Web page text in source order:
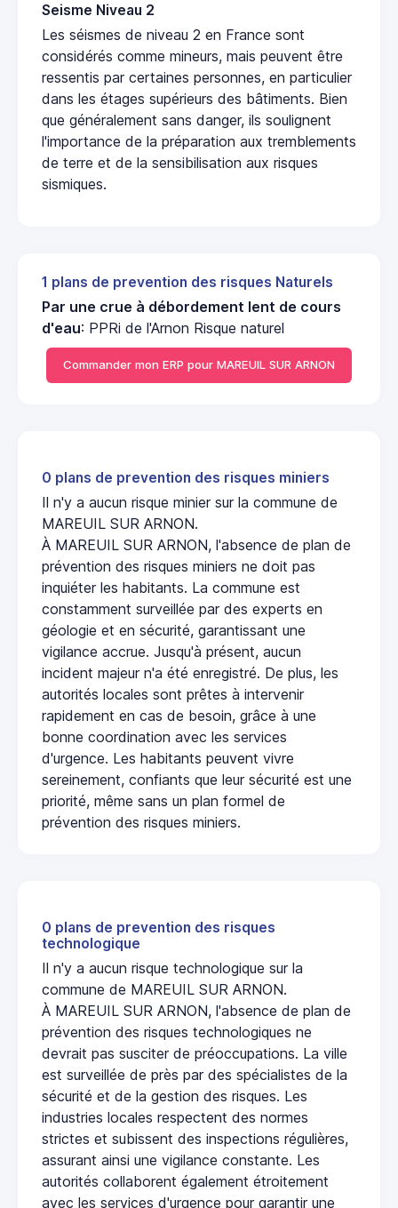
Seisme Niveau 2
Les séismes de niveau 2 en France sont
considérés comme mineurs, mais peuvent être
ressentis par certaines personnes, en particulier
dans les étages supérieurs des bâtiments. Bien
que généralement sans danger, ils soulignent
l'importance de la préparation aux tremblements
de terre et de la sensibilisation aux risques
sismiques.
1 plans de prevention des risques Naturels
Par une crue à débordement lent de cours
d'eau: PPRi de l'Arnon Risque naturel
Commander mon ERP pour MAREUIL SUR ARNON
0 plans de prevention des risques miniers
Il n'y a aucun risque minier sur la commune de
MAREUIL SUR ARNON.
À MAREUIL SUR ARNON, l'absence de plan de
prévention des risques miniers ne doit pas
inquiéter les habitants. La commune est
constamment surveillée par des experts en
géologie et en sécurité, garantissant une
vigilance accrue. Jusqu'à présent, aucun
incident majeur n'a été enregistré. De plus, les
autorités locales sont prêtes à intervenir
rapidement en cas de besoin, grâce à une
bonne coordination avec les services
d'urgence. Les habitants peuvent vivre
sereinement, confiants que leur sécurité est une
priorité, même sans un plan formel de
prévention des risques miniers.
0 plans de prevention des risques
technologique
Il n'y a aucun risque technologique sur la
commune de MAREUIL SUR ARNON.
À MAREUIL SUR ARNON, l'absence de plan de
prévention des risques technologiques ne
devrait pas susciter de préoccupations. La ville
est surveillée de près par des spécialistes de la
sécurité et de la gestion des risques. Les
industries locales respectent des normes
strictes et subissent des inspections régulières,
assurant ainsi une vigilance constante. Les
autorités collaborent également étroitement
avec les services d'urgence pour garantir une